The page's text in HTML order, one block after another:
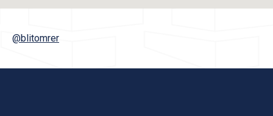
@blitomrer